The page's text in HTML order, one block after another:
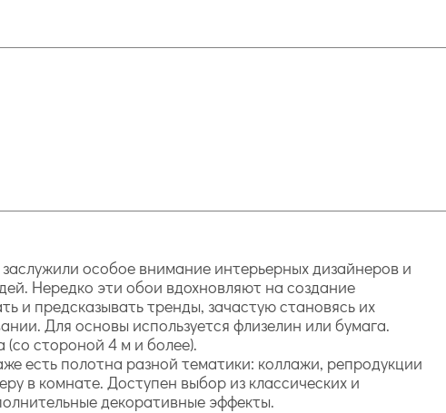
особое внимание интерьерных дизайнеров и
Нередко эти обои вдохновляют на создание
и предсказывать тренды, зачастую становясь их
Для основы используется флизелин или бумага.
стороной 4 м и более).
есть полотна разной тематики: коллажи, репродукции
в комнате. Доступен выбор из классических и
декоративные эффекты.